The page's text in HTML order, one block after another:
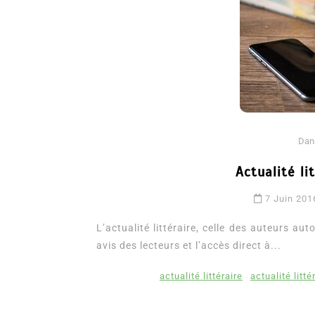
Actualité
7 Juin
L’actualité littéraire, celle des auteurs
avis des lecteurs et l’accès direct à...
actualité littéraire actualité
Romances – l’actualité :
2026
6 Juil 2026 0 3 052 words
littérature sentimentale romance